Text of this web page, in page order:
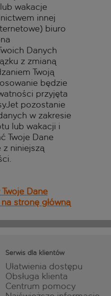
wakacje
innej
biuro
Danych
z zmianą
Twoją
będzie
przyjęta
pozostanie
w zakresie
lub wakacji i
Twoje Dane
niniejszą
Dane
stronę główną
Serwis dla klientów
Ułatwienia dostępu
Obsługa klienta
Centrum pomocy